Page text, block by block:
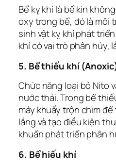
Bể kỵ khí là bể kín
oxy trong bể, đó là môi
sinh vật kỵ khí phát
khí có vai trò phân hủy,
5. Bể thiếu khí
Chức năng loại bỏ Nito
nước thải. Trong bể
máy khuấy trộn chìm
lắng và tạo điều kiện
khuẩn phát triển phân
6. Bể hiếu khí